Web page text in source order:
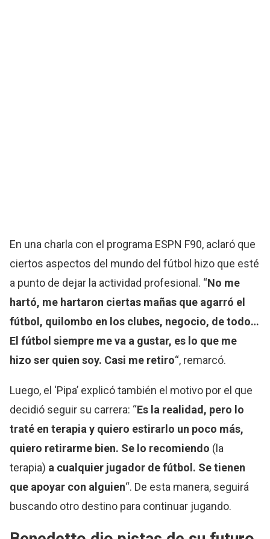
En una charla con el programa ESPN F90, aclaró que
ciertos aspectos del mundo del fútbol hizo que esté
a punto de dejar la actividad profesional. “No me
hartó, me hartaron ciertas mañas que agarró el
fútbol, quilombo en los clubes, negocio, de todo…
El fútbol siempre me va a gustar, es lo que me
hizo ser quien soy. Casi me retiro“, remarcó.
Luego, el ‘Pipa’ explicó también el motivo por el que
decidió seguir su carrera: “Es la realidad, pero lo
traté en terapia y quiero estirarlo un poco más,
quiero retirarme bien. Se lo recomiendo (la
terapia) a cualquier jugador de fútbol. Se tienen
que apoyar con alguien“. De esta manera, seguirá
buscando otro destino para continuar jugando.